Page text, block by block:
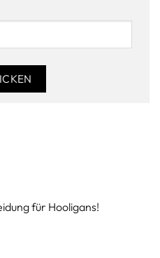
für Hooligans!